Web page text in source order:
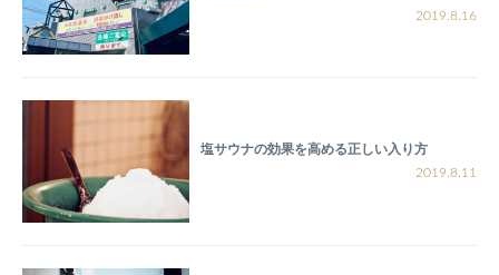
2019.8.16
塩サウナの効果を高める正しい入り方
2019.8.11